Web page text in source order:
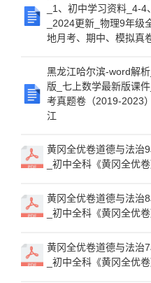
_1、初中学习资料_4-
_2024更新_物理9年
地月考、期中、模拟真
黑龙江哈尔滨-word解
版_七上数学最新版课
考真题卷（2019-2023
江
黄冈全优卷道德与法治
_初中全科《黄冈全优
黄冈全优卷道德与法治
_初中全科《黄冈全优
黄冈全优卷道德与法治
_初中全科《黄冈全优